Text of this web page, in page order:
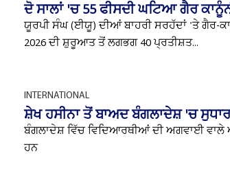
ਦੋ ਸਾਲਾਂ 'ਚ 55 ਫੀਸਦੀ ਘਟਿਆ ਗੈਰ
ਯੂਰਪੀ ਸੰਘ (ਈਯੂ) ਦੀਆਂ ਬਾਹਰੀ ਸਰਹੱਦਾਂ 'ਤੇ ਗੈਰ-
2026 ਦੀ ਸ਼ੁਰੂਆਤ ਤੋਂ ਲਗਭਗ 40 ਪ੍ਰਤੀਸ਼ਤ...
INTERNATIONAL
ਸ਼ੇਖ ਹਸੀਨਾ ਤੋਂ ਬਾਅਦ ਬੰਗਲਾਦੇਸ਼ 'ਚ
ਬੰਗਲਾਦੇਸ਼ ਵਿੱਚ ਵਿਦਿਆਰਥੀਆਂ ਦੀ ਅਗਵਾਈ ਵਾਲੇ
ਹਨ